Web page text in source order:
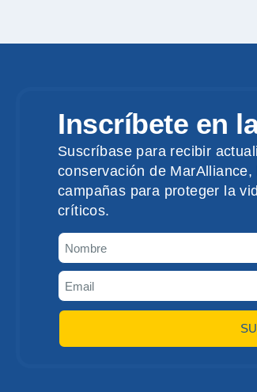
Inscríbete en
Suscríbase para recibir
conservación de
campañas para proteger la
críticos.